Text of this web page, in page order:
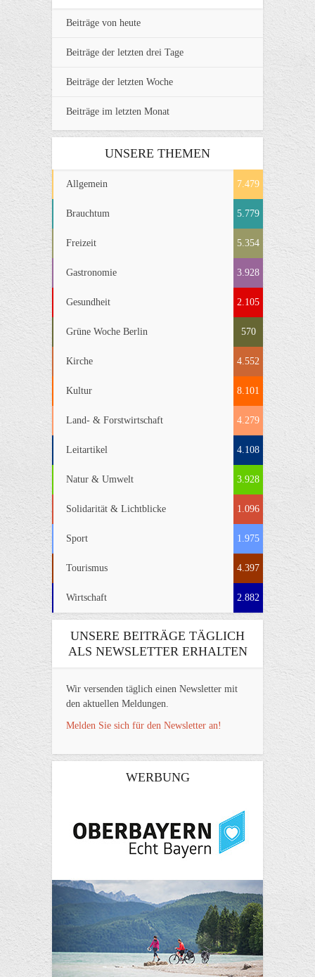
Beiträge von heute
Beiträge der letzten drei Tage
Beiträge der letzten Woche
Beiträge im letzten Monat
UNSERE THEMEN
Allgemein 7.479
Brauchtum 5.779
Freizeit 5.354
Gastronomie 3.928
Gesundheit 2.105
Grüne Woche Berlin 570
Kirche 4.552
Kultur 8.101
Land- & Forstwirtschaft 4.279
Leitartikel 4.108
Natur & Umwelt 3.928
Solidarität & Lichtblicke 1.096
Sport 1.975
Tourismus 4.397
Wirtschaft 2.882
UNSERE BEITRÄGE TÄGLICH
ALS NEWSLETTER ERHALTEN
Wir versenden täglich einen Newsletter mit
den aktuellen Meldungen.
Melden Sie sich für den Newsletter an!
WERBUNG